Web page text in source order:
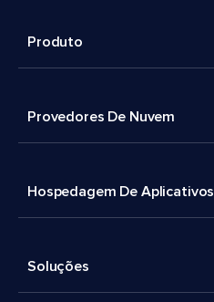
Produto
Provedores De Nuvem
Hospedagem De Aplicativos
Soluções